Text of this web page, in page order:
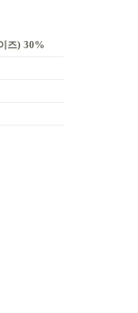
즈) 30%